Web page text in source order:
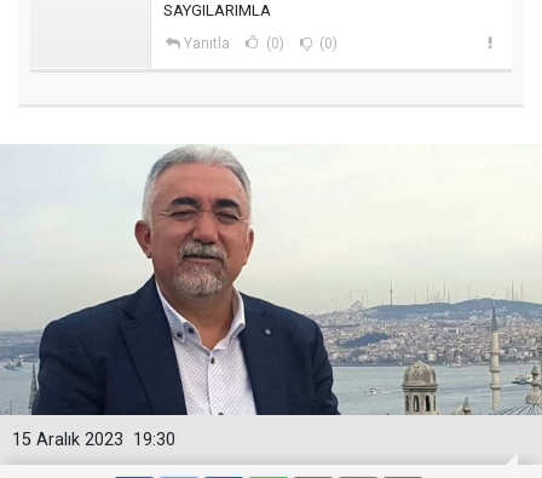
SAYGILARIMLA
Yanıtla (0) (0)
19:30
15 Aralık 2023